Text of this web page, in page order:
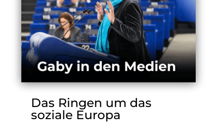
Das Ringen um das
soziale Europa